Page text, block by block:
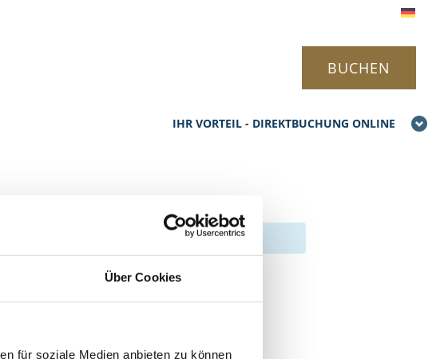
Über Cookies
für soziale Medien anbieten zu können
IHR VORTEIL - DIREKTBUCHUNG ONLINE
BUCHEN